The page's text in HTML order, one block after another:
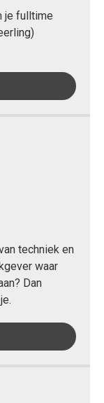
je fulltime
techniek en
waar
Dan